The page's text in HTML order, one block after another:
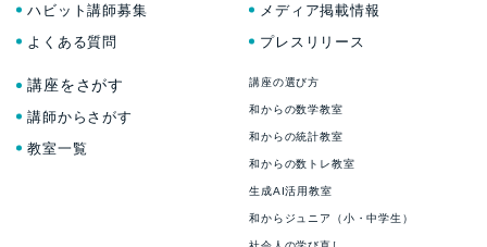
ハビット講師募集
よくある質問
メディア掲載情報
プレスリリース
講座をさがす
講師からさがす
教室一覧
講座の選び方
和からの数学教室
和からの統計教室
和からの数トレ教室
生成AI活用教室
和からジュニア（小・中学生）